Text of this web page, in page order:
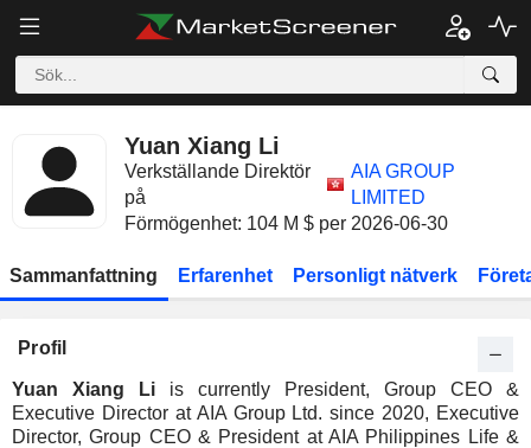
Yuan Xiang Li
Verkställande Direktör
på
AIA GROUP
LIMITED
Förmögenhet: 104 M $ per 2026-06-30
Sammanfattning Erfarenhet Personligt nätverk
Profil
Yuan Xiang Li is currently President, Group CEO &
Executive Director at AIA Group Ltd. since 2020, Executive
Director, Group CEO & President at AIA Philippines Life &